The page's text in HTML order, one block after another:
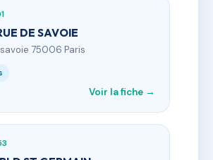
DE SAVOIE
75006 Paris
Voir la fiche →